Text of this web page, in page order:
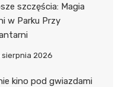
szczęścia: Magia
w Parku Przy
sierpnia 2026
kino pod gwiazdami